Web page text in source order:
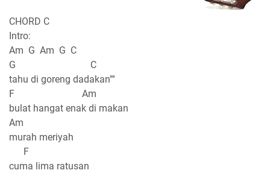
CHORD C
Intro:
Am G Am G C
G C
tahu di goreng dadakan''''
F Am
bulat hangat enak di makan
Am
murah meriyah
F
cuma lima ratusan